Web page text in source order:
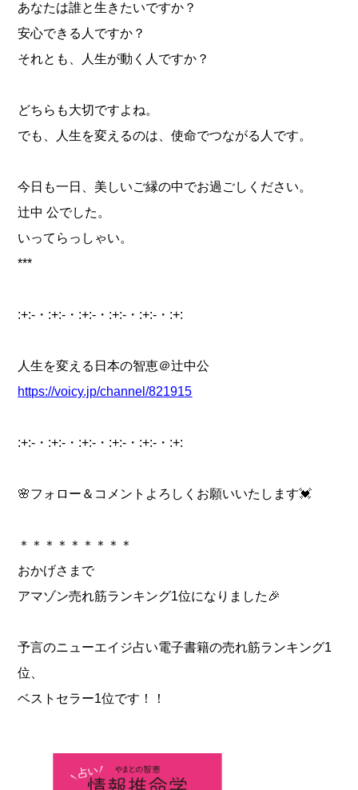
あなたは誰と生きたいですか？
安心できる人ですか？
それとも、人生が動く人ですか？
どちらも大切ですよね。
でも、人生を変えるのは、使命でつながる人です。
今日も一日、美しいご縁の中でお過ごしください。
辻中 公でした。
いってらっしゃい。
***
:+:-・:+:-・:+:-・:+:-・:+:-・:+:
人生を変える日本の智恵＠辻中公
https://voicy.jp/channel/821915
:+:-・:+:-・:+:-・:+:-・:+:-・:+:
🌸フォロー＆コメントよろしくお願いいたします💓
＊＊＊＊＊＊＊＊＊
おかげさまで
アマゾン売れ筋ランキング1位になりました🎉
予言のニューエイジ占い電子書籍の売れ筋ランキング1
位、
ベストセラー1位です！！